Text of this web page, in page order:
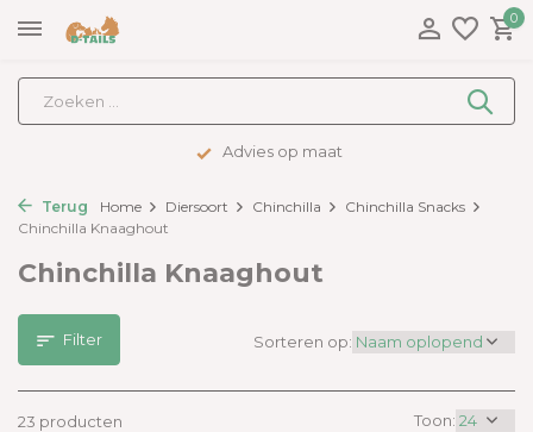
0
Advies op maat
Terug Home Diersoort Chinchilla
Chinchilla Snacks
Chinchilla Knaaghout
Chinchilla Knaaghout
Filter
23 producten Toon:
Sorteren op: